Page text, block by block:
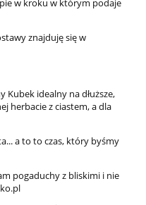
w kroku w którym podaje
znajduję się w
Kubek idealny na dłuższe,
herbacie z ciastem, a dla
a to to czas, który byśmy
pogaduchy z bliskimi i nie